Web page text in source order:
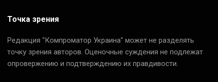
Точка зрения
Редакция "Компроматор Украина" может не разделять
точку зрения авторов. Оценочные суждения не подлежат
опровержению и подтверждению их правдивости.